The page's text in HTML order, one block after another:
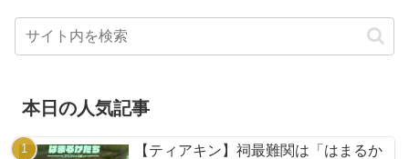
本日の人気記事
【ティアキン】祠最難関は「はまるか